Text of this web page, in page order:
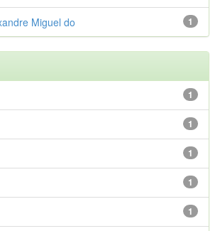
1
Miguel do
1
1
1
1
1